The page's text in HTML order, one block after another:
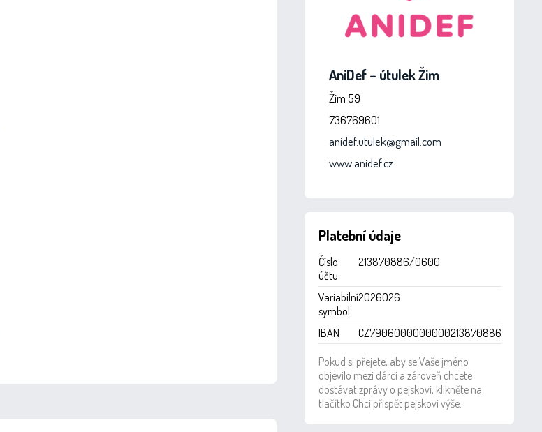
AniDef – útulek Žim
Žim 59
736769601
anidef.utulek@gmail.com
www.anidef.cz
Platební údaje
Číslo
účtu
213870886/0600
Variabilní
symbol
2026026
IBAN CZ7906000000000213870886
Pokud si přejete, aby se Vaše jméno
objevilo mezi dárci a zároveň chcete
dostávat zprávy o pejskovi, klikněte na
tlačítko Chci přispět pejskovi výše.